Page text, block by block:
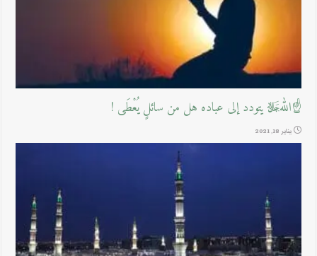
☝اللهﷻ يتودد إلى عباده هل من سائلٍ يُعْطَى !
يناير 18, 2021